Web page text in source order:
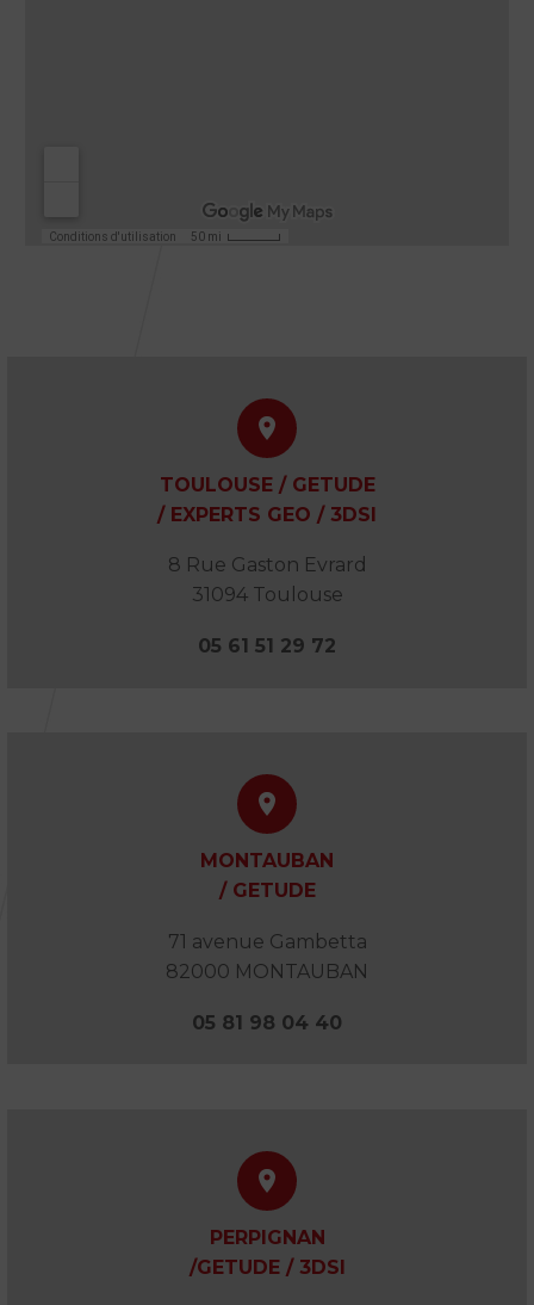


TOULOUSE / GETUDE
/ EXPERTS GEO / 3DSI
8 Rue Gaston Evrard
31094 Toulouse
05 61 51 29 72


MONTAUBAN
/ GETUDE
71 avenue Gambetta
82000 MONTAUBAN
05 81 98 04 40


PERPIGNAN
/GETUDE / 3DSI